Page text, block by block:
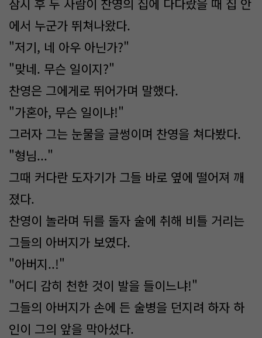
잠시 후 두 사람이 찬영의 집에 다다랐을 때 집 안
에서 누군가 뛰쳐나왔다.
"저기, 네 아우 아닌가?"
"맞네. 무슨 일이지?"
찬영은 그에게로 뛰어가며 말했다.
"가혼아, 무슨 일이냐!"
그러자 그는 눈물을 글썽이며 찬영을 쳐다봤다.
"형님..."
그때 커다란 도자기가 그들 바로 옆에 떨어져 깨
졌다.
찬영이 놀라며 뒤를 돌자 술에 취해 비틀 거리는
그들의 아버지가 보였다.
"아버지..!"
"어디 감히 천한 것이 발을 들이느냐!"
그들의 아버지가 손에 든 술병을 던지려 하자 하
인이 그의 앞을 막아섰다.